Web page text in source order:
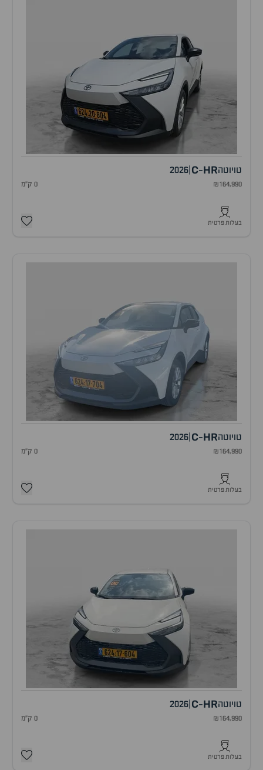
טויוטה C-HR
2026
₪164,990 0 ק"מ
בעלות פרטית
טויוטה C-HR
2026
₪164,990 0 ק"מ
בעלות פרטית
טויוטה C-HR
2026
₪164,990 0 ק"מ
בעלות פרטית